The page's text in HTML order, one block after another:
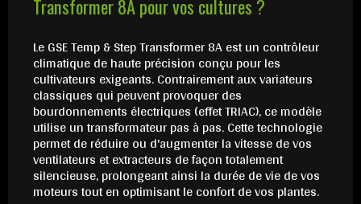
Transformer 8A pour vos cultures ?
Le GSE Temp & Step Transformer 8A est un contrôleur
climatique de haute précision conçu pour les
cultivateurs exigeants. Contrairement aux variateurs
classiques qui peuvent provoquer des
bourdonnements électriques (effet TRIAC), ce modèle
utilise un transformateur pas à pas. Cette technologie
permet de réduire ou d'augmenter la vitesse de vos
ventilateurs et extracteurs de façon totalement
silencieuse, prolongeant ainsi la durée de vie de vos
moteurs tout en optimisant le confort de vos plantes.